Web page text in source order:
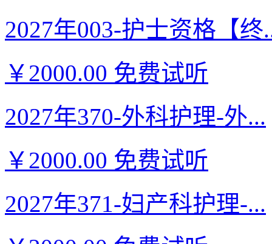
2027年003-护士资格【终
￥2000.00 免费试听
2027年370-外科护理-外...
￥2000.00 免费试听
2027年371-妇产科护理-...